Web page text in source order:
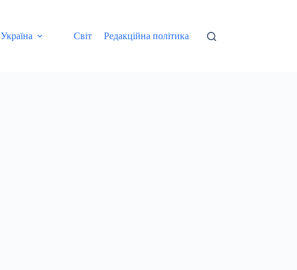
Україна Світ Редакційна політика